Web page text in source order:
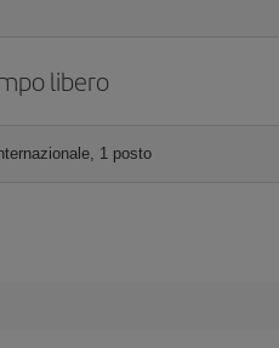
libero
1 posto